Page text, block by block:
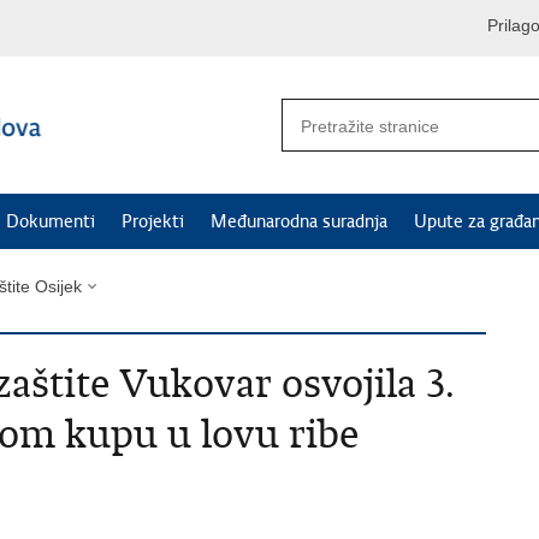
Dokumenti Projekti Međunarodna suradnja Upute za
Osijek
Vukovar osvojila 3.
kupu u lovu ribe